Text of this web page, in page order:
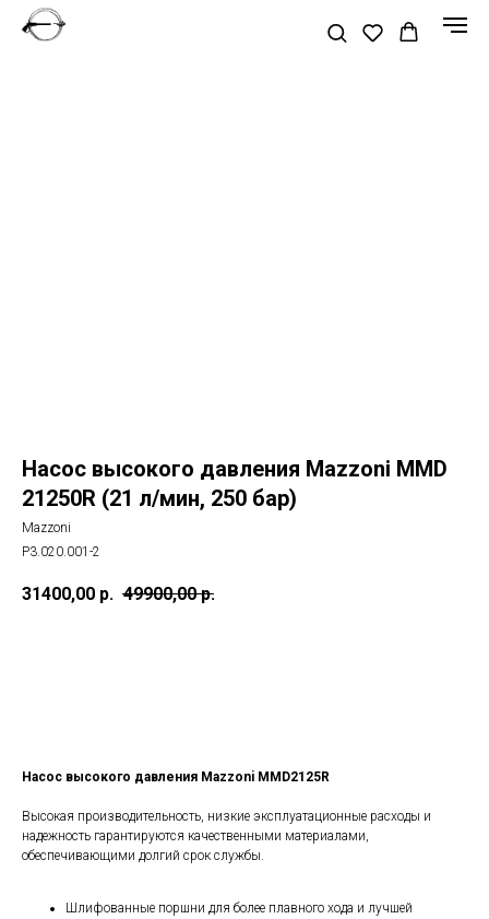
Насос высокого давления Mazzoni MMD
21250R (21 л/мин, 250 бар)
Mazzoni
P3.020.001-2
31400,00 р. 49900,00 р.
Насос высокого давления Mazzoni MMD2125R
Высокая производительность, низкие эксплуатационные расходы и
надежность гарантируются качественными материалами,
обеспечивающими долгий срок службы.
Шлифованные поршни для более плавного хода и лучшей